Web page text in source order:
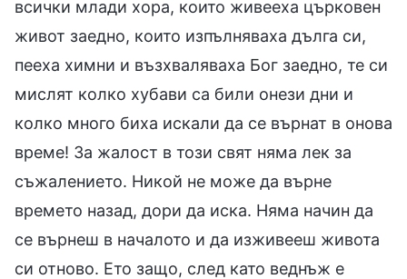
всички млади хора, които живееха църковен
живот заедно, които изпълняваха дълга си,
пееха химни и възхваляваха Бог заедно, те си
мислят колко хубави са били онези дни и
колко много биха искали да се върнат в онова
време! За жалост в този свят няма лек за
съжалението. Никой не може да върне
времето назад, дори да иска. Няма начин да
се върнеш в началото и да изживееш живота
си отново. Ето защо, след като веднъж е